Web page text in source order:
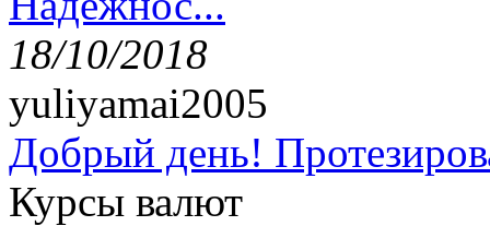
18/10/2018
yuliyamai2005
Добрый день!
Курсы валют